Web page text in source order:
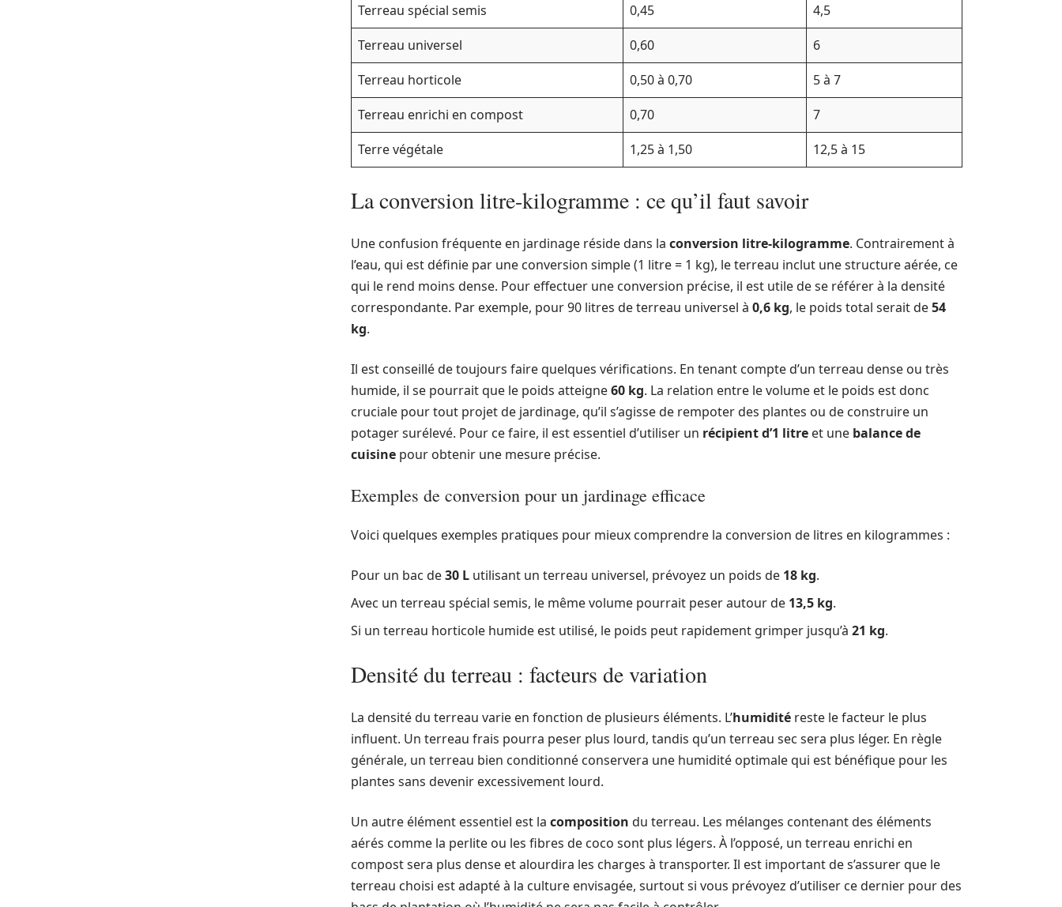
Terreau spécial semis 0,45
4,5
Terreau universel
0,60
6
Terreau horticole
0,50 à 0,70
5 à 7
Terreau enrichi en compost
0,70
7
Terre végétale
1,25 à 1,50 12,5 à 15
La conversion litre-kilogramme : ce qu’il faut savoir
Une confusion fréquente en jardinage réside dans la conversion litre-kilogramme. Contrairement à
l’eau, qui est définie par une conversion simple (1 litre = 1 kg), le terreau inclut une structure aérée, ce
qui le rend moins dense. Pour effectuer une conversion précise, il est utile de se référer à la densité
correspondante. Par exemple, pour 90 litres de terreau universel à 0,6 kg, le poids total serait de54
kg.
Il est conseillé de toujours faire quelques vérifications. En tenant compte d’un terreau dense ou très
humide, il se pourrait que le poids atteigne60 kg. La relation entre le volume et le poids est donc
cruciale pour tout projet de jardinage, qu’il s’agisse de rempoter des plantes ou de construire un
potager surélevé. Pour ce faire, il est essentiel d’utiliser un récipient d’1 litre et une balance de
cuisine pour obtenir une mesure précise.
Exemples de conversion pour un jardinage efficace
Voici quelques exemples pratiques pour mieux comprendre la conversion de litres en kilogrammes :
Pour un bac de30 L utilisant un terreau universel, prévoyez un poids de 18 kg.
Avec un terreau spécial semis, le même volume pourrait peser autour de 13,5 kg.
Si un terreau horticole humide est utilisé, le poids peut rapidement grimper jusqu’à 21 kg.
Densité du terreau : facteurs de variation
La densité du terreau varie en fonction de plusieurs éléments. L’humidité reste le facteur le plus
influent. Un terreau frais pourra peser plus lourd, tandis qu’un terreau sec sera plus léger. En règle
générale, un terreau bien conditionné conservera une humidité optimale qui est bénéfique pour les
plantes sans devenir excessivement lourd.
Un autre élément essentiel est la composition du terreau. Les mélanges contenant des éléments
aérés comme la perlite ou les fibres de coco sont plus légers. À l’opposé, un terreau enrichi en
compost sera plus dense et alourdira les charges à transporter. Il est important de s’assurer que le
terreau choisi est adapté à la culture envisagée, surtout si vous prévoyez d’utiliser ce dernier pour des